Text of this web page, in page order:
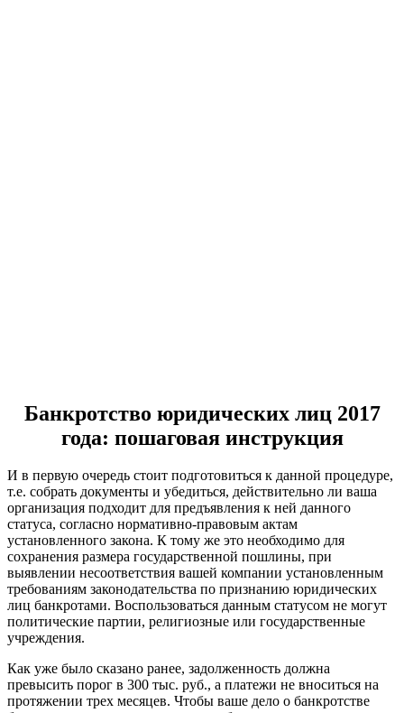
Банкротство юридических лиц 2017
года: пошаговая инструкция
И в первую очередь стоит подготовиться к данной процедуре,
т.е. собрать документы и убедиться, действительно ли ваша
организация подходит для предъявления к ней данного
статуса, согласно нормативно-правовым актам
установленного закона. К тому же это необходимо для
сохранения размера государственной пошлины, при
выявлении несоответствия вашей компании установленным
требованиям законодательства по признанию юридических
лиц банкротами. Воспользоваться данным статусом не могут
политические партии, религиозные или государственные
учреждения.
Как уже было сказано ранее, задолженность должна
превысить порог в 300 тыс. руб., а платежи не вноситься на
протяжении трех месяцев. Чтобы ваше дело о банкротстве